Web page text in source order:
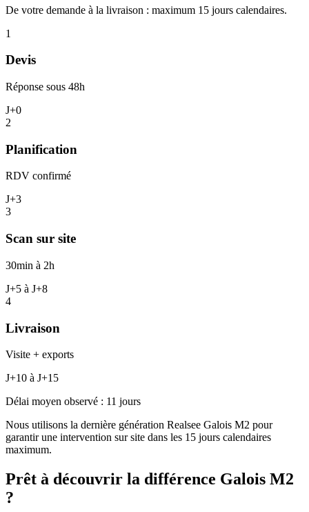
De votre demande à la livraison : maximum 15 jours calendaires.
1
Devis
Réponse sous 48h
J+0
2
Planification
RDV confirmé
J+3
3
Scan sur site
30min à 2h
J+5 à J+8
4
Livraison
Visite + exports
J+10 à J+15
Délai moyen observé : 11 jours
Nous utilisons la dernière génération Realsee Galois M2 pour
garantir une intervention sur site dans les 15 jours calendaires
maximum.
Prêt à découvrir la différence Galois M2
?